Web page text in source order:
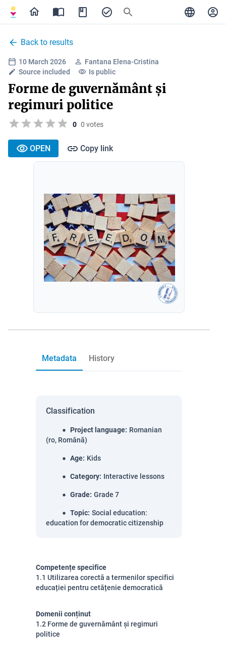
Back to results
10 March 2026
Fantana Elena-Cristina
Source included
Is public
Forme de guvernământ și
regimuri politice
0 0 votes
OPEN Copy link
Metadata History
Classification
Project language: Romanian
(ro, Română)
Age: Kids
Category: Interactive lessons
Grade: Grade 7
Topic: Social education:
education for democratic citizenship
Competențe specifice
1.1 Utilizarea corectă a termenilor specifici
educației pentru cetățenie democratică
Domenii conținut
1.2 Forme de guvernământ și regimuri
politice